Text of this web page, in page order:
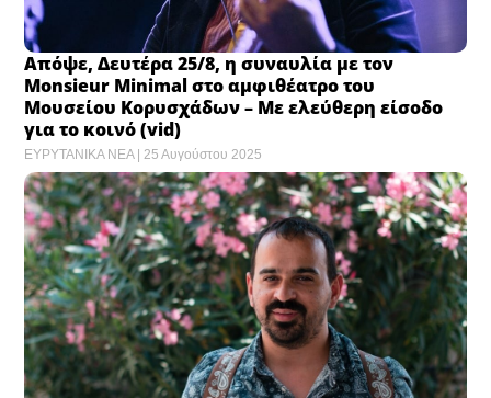
Απόψε, Δευτέρα 25/8, η συναυλία με τον
Monsieur Minimal στο αμφιθέατρο του
Μουσείου Κορυσχάδων – Με ελεύθερη είσοδο
για το κοινό (vid)
ΕΥΡΥΤΑΝΙΚΑ ΝΕΑ 25 Αυγούστου 2025